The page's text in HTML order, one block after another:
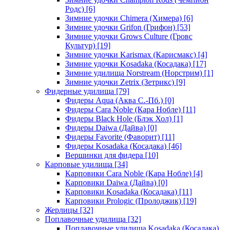
Родс) [6]
Зимние удочки Chimera (Химера) [6]
Зимние удочки Grifon (Грифон) [53]
Зимние удочки Grows Culture (Гровс
Культур) [19]
Зимние удочки Karismax (Карисмакс) [4]
Зимние удочки Kosadaka (Косадака) [17]
Зимние удилища Norstream (Норстрим) [1]
Зимние удочки Zetrix (Зетрикс) [9]
Фидерные удилища [79]
Фидеры Aqua (Аква С.-Пб.) [0]
Фидеры Cara Noble (Кара Нобле) [11]
Фидеры Black Hole (Блэк Хол) [1]
Фидеры Daiwa (Дайва) [0]
Фидеры Favorite (Фаворит) [11]
Фидеры Kosadaka (Косадака) [46]
Вершинки для фидера [10]
Карповые удилища [34]
Карповики Cara Noble (Кара Нобле) [4]
Карповики Daiwa (Дайва) [0]
Карповики Kosadaka (Косадака) [11]
Карповики Prologic (Пролоджик) [19]
Жерлицы [32]
Поплавочные удилища [32]